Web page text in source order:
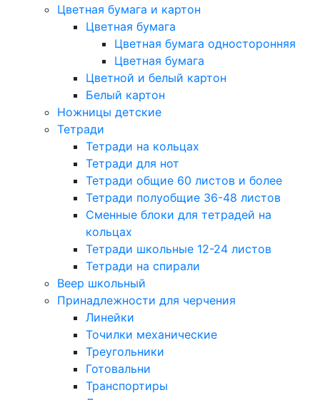
Цветная бумага и картон
Цветная бумага
Цветная бумага односторонняя
Цветная бумага
Цветной и белый картон
Белый картон
Ножницы детские
Тетради
Тетради на кольцах
Тетради для нот
Тетради общие 60 листов и более
Тетради полуобщие 36-48 листов
Сменные блоки для тетрадей на
кольцах
Тетради школьные 12-24 листов
Тетради на спирали
Веер школьный
Принадлежности для черчения
Линейки
Точилки механические
Треугольники
Готовальни
Транспортиры